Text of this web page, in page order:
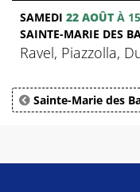
SAMEDI 22 AOÛT À
SAINTE-MARIE DES
Ravel, Piazzolla,
Sainte-Marie des